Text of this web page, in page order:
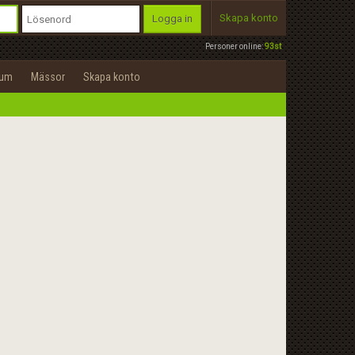
Personer online:93st
Logga in Skapa konto
Mässor Skapa konto